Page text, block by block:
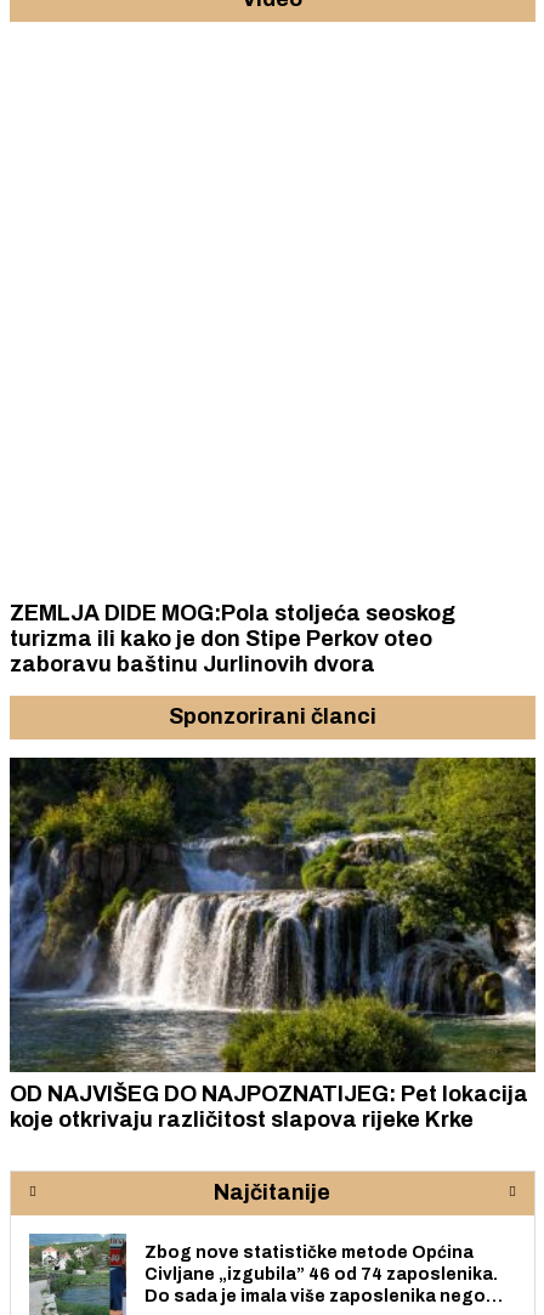
ZEMLJA DIDE MOG:Pola stoljeća seoskog
turizma ili kako je don Stipe Perkov oteo
zaboravu baštinu Jurlinovih dvora
Sponzorirani članci
OD NAJVIŠEG DO NAJPOZNATIJEG: Pet lokacija
koje otkrivaju različitost slapova rijeke Krke
Najčitanije
Zbog nove statističke metode Općina
Civljane „izgubila” 46 od 74 zaposlenika.
Do sada je imala više zaposlenika nego